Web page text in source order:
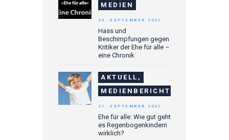
MEDIEN
Hass und
Beschimpfungen gegen
Kritiker der Ehe für alle –
eine Chronik
23. SEPTEMBER 2021
AKTUELL,
MEDIENBERICHTE
Ehe für alle: Wie gut geht
es Regenbogenkindern
wirklich?
21. SEPTEMBER 2021